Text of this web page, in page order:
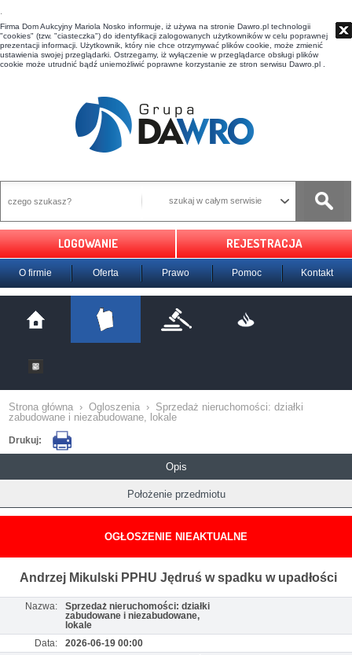
t
Firma Dom Aukcyjny Mariola Nosko informuje, iż używa na stronie Dawro.pl technologii
"cookies" (tzw. "ciasteczka") do identyfikacji zalogowanych użytkowników w celu poprawnej
prezentacji informacji. Użytkownik, który nie chce otrzymywać plików cookie, może zmienić
ustawienia swojej przeglądarki. Ostrzegamy, iż wyłączenie w przeglądarce obsługi plików
cookie może utrudnić bądź uniemożliwić poprawne korzystanie ze stron serwisu Dawro.pl .
szukaj w całym serwisie
LOGOWANIE REJESTRACJA
O firmie Oferta Prawo Pomoc Kontakt
Strona główna › Ogloszenia › Sprzedaż nieruchomości: działki
zabudowane i niezabudowane, lokale
Drukuj:
Opis
Położenie przedmiotu
OGŁOSZENIE NIEAKTUALNE
Andrzej Mikulski PPHU Jędruś w spadku w upadłości
Nazwa:
Sprzedaż nieruchomości: działki
zabudowane i niezabudowane,
lokale
Data:
2026-06-19 00:00